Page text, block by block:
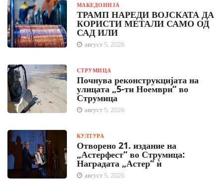
МАКЕДОНИЈА
ТРАМП НАРЕДИ ВОЈСКАТА ДА
КОРИСТИ МЕТАЛИ САМО ОД
САД ИЛИ
август 5, 2026
СТРУМИЦА
Почнува реконструкцијата на
улицата „5-ти Ноември“ во
Струмица
август 5, 2026
КУЛТУРА
Отворено 21. издание на
„Астерфест“ во Струмица:
Наградата „Астер“ ѝ
август 5, 2026